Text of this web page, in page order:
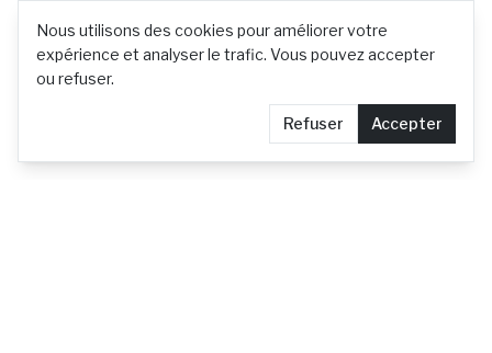
Nous utilisons des cookies pour améliorer votre
expérience et analyser le trafic. Vous pouvez accepter
ou refuser.
Refuser Accepter